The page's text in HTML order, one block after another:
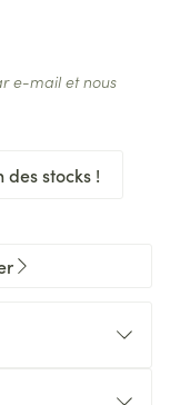
stocks !
e-mail et nous